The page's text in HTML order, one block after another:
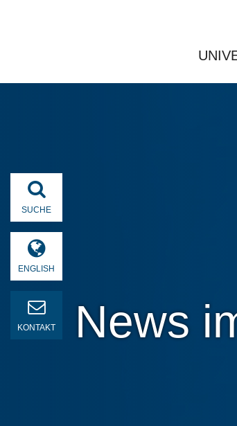
SUCHE
ENGLISH
KONTAKT News